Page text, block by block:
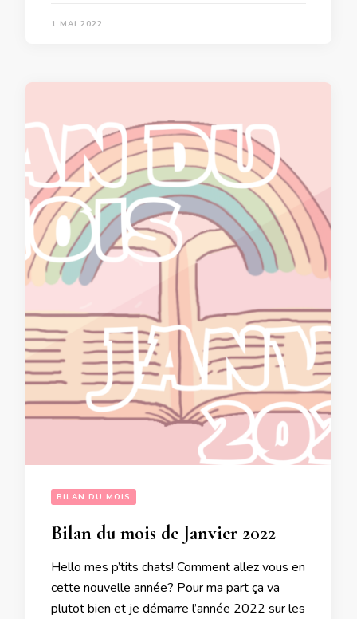
1 MAI 2022
BILAN DU MOIS
Bilan du mois de Janvier 2022
Hello mes p’tits chats! Comment allez vous en
cette nouvelle année? Pour ma part ça va
plutot bien et je démarre l’année 2022 sur les